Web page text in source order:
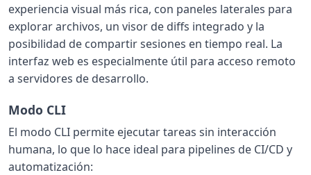
experiencia visual más rica, con paneles laterales para
explorar archivos, un visor de diffs integrado y la
posibilidad de compartir sesiones en tiempo real. La
interfaz web es especialmente útil para acceso remoto
a servidores de desarrollo.
Modo CLI
El modo CLI permite ejecutar tareas sin interacción
humana, lo que lo hace ideal para pipelines de CI/CD y
automatización: